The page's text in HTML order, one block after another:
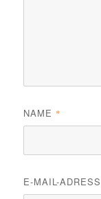
NAME *
E-MAIL-